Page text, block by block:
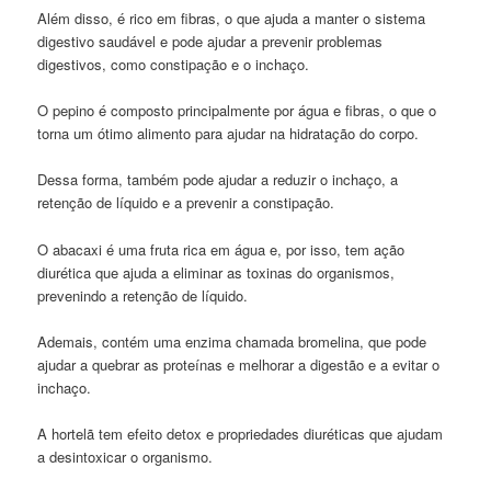
Além disso, é rico em fibras, o que ajuda a manter o sistema
digestivo saudável e pode ajudar a prevenir problemas
digestivos, como constipação e o inchaço.
O pepino é composto principalmente por água e fibras, o que o
torna um ótimo alimento para ajudar na hidratação do corpo.
Dessa forma, também pode ajudar a reduzir o inchaço, a
retenção de líquido e a prevenir a constipação.
O abacaxi é uma fruta rica em água e, por isso, tem ação
diurética que ajuda a eliminar as toxinas do organismos,
prevenindo a retenção de líquido.
Ademais, contém uma enzima chamada bromelina, que pode
ajudar a quebrar as proteínas e melhorar a digestão e a evitar o
inchaço.
A hortelã tem efeito detox e propriedades diuréticas que ajudam
a desintoxicar o organismo.